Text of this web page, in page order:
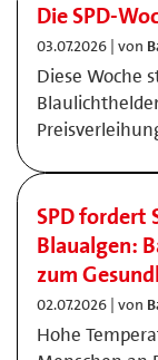
Die SPD-
03.07.2026 | von
Diese Woche
SPD fordert
Blaualgen:
zum
02.07.2026 | von
Hohe